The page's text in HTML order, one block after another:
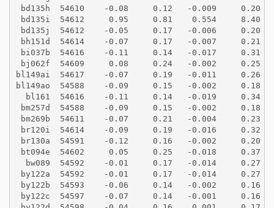
bd135h  54610    -0.08     0.12   -0.009     0.20
bd135i  54612     0.95     0.81    0.554     8.40
bd135j  54612    -0.05     0.17   -0.006     0.20
bh151d  54614    -0.07     0.17   -0.007     0.21
bi037b  54616    -0.11     0.14   -0.017     0.31
bj062f  54609     0.08     0.24   -0.002     0.25
bl149ai  54617    -0.07     0.19   -0.011     0.26
bl149ao  54588    -0.09     0.15   -0.002     0.18
  bl161  54616    -0.11     0.14   -0.019     0.34
bm257d  54588    -0.09     0.15   -0.002     0.18
bm269b  54611    -0.07     0.21   -0.004     0.23
br120i  54614    -0.09     0.19   -0.016     0.32
br130a  54591    -0.12     0.16   -0.002     0.20
bt094e  54602     0.05     0.25   -0.018     0.37
  bw089  54592    -0.01     0.17   -0.014     0.27
by122a  54592    -0.01     0.17   -0.014     0.27
by122b  54593    -0.06     0.14   -0.002     0.16
by122c  54597    -0.07     0.14   -0.001     0.16